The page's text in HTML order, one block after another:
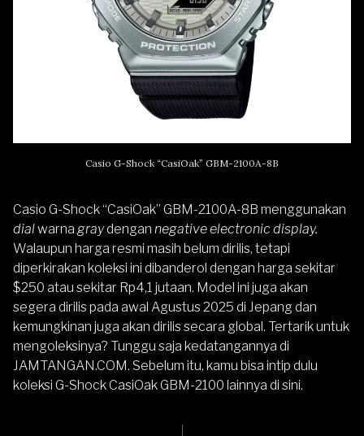
Casio G-Shock “CasiOak” GBM-2100A-8B
Casio G-Shock “CasiOak” GBM-2100A-8B menggunakan
dialwarna graydengan negative electronic display.
Walaupun harga resmi masih belum dirilis, tetapi
diperkirakan koleksi ini dibanderol dengan harga sekitar
$250 atau sekitar Rp4,1 jutaan. Model ini juga akan
segera dirilis pada awal Agustus 2025 di Jepang dan
kemungkinan juga akan dirilis secara global. Tertarik untuk
mengoleksinya? Tunggu saja kedatangannya di
JAMTANGAN.COM. Sebelum itu, kamu bisa intip dulu
koleksi G-Shock CasiOak GBM-2100 lainnya di sini.